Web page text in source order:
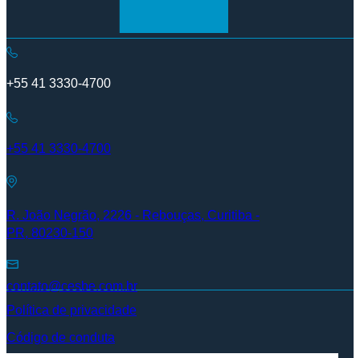
+55 41 3330-4700
+55 41 3330-4700
R. João Negrão, 2226 - Rebouças, Curitiba -
PR, 80230-150
contato@cesbe.com.br
Política de privacidade
Código de conduta